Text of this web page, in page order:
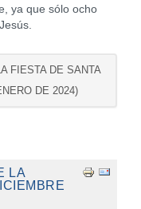
ya que sólo ocho
FIESTA DE SANTA
DE 2024)
LA